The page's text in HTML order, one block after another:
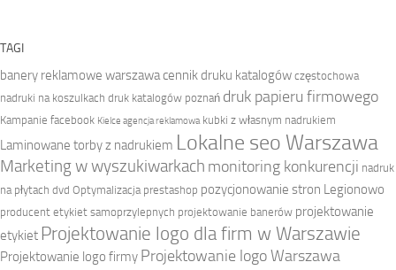
TAGI
banery reklamowe warszawacennik druku katalogów częstochowa
nadruki na koszulkach druk katalogów poznań druk papieru firmowego
Kampanie facebook Kielce agencja reklamowa kubki z własnym nadrukiem
Laminowane torby z nadrukiem Lokalne seo Warszawa
Marketing w wyszukiwarkach monitoring konkurencji nadruk
na płytach dvd Optymalizacja prestashop pozycjonowanie stron Legionowo
producent etykiet samoprzylepnych projektowanie banerów projektowanie
etykiet Projektowanie logo dla firm w Warszawie
Projektowanie logo firmy Projektowanie logo Warszawa